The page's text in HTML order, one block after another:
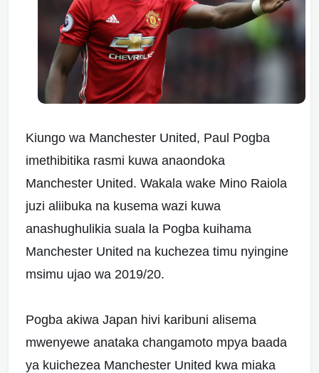
Kiungo wa Manchester United, Paul Pogba
imethibitika rasmi kuwa anaondoka
Manchester United. Wakala wake Mino Raiola
juzi aliibuka na kusema wazi kuwa
anashughulikia suala la Pogba kuihama
Manchester United na kuchezea timu nyingine
msimu ujao wa 2019/20.
Pogba akiwa Japan hivi karibuni alisema
mwenyewe anataka changamoto mpya baada
ya kuichezea Manchester United kwa miaka